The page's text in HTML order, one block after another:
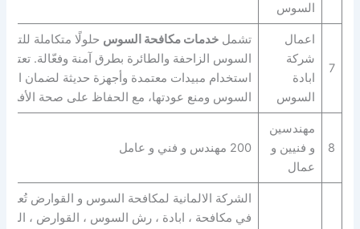
السوس
7
اعمال
شركة
ابادة
السوس
تشمل خدمات مكافحة السوس حلولًا متكاملة
السوس الزاحفة والطائرة بطرق آمنة وفعّالة.
استخدام مبيدات معتمدة وأجهزة حديثة لضمان
السوس ومنع عودتها، مع الحفاظ على صحة الأفراد
8
مهندسين
و فنيين و
عمال
200 مهندس و فني و عامل
الشركة الالمانية لمكافحة السوس و القوارض تُعد
في مكافحة ، ابادة ، رش السوس ، القوارض ،